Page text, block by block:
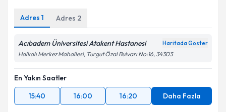
Adres 1 Adres 2
Acıbadem Üniversitesi Atakent Hastanesi Haritada Göster
Halkalı Merkez Mahallesi, Turgut Özal Bulvarı No:16, 34303
En Yakın Saatler
15:40
16:00 16:20 Daha Fazla